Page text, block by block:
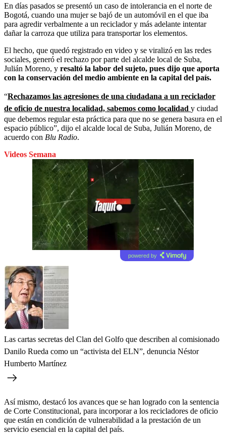
En días pasados se presentó un caso de intolerancia en el norte de
Bogotá, cuando una mujer se bajó de un automóvil en el que iba
para agredir verbalmente a un reciclador y más adelante intentar
dañar la carroza que utiliza para transportar los elementos.
El hecho, que quedó registrado en video y se viralizó en las redes
sociales, generó el rechazo por parte del alcalde local de Suba,
Julián Moreno, y resaltó la labor del sujeto, pues dijo que aporta
con la conservación del medio ambiente en la capital del país.
“Rechazamos las agresiones de una ciudadana a un reciclador
de oficio de nuestra localidad, sabemos como localidad y ciudad
que debemos regular esta práctica para que no se genera basura en el
espacio público”, dijo el alcalde local de Suba, Julián Moreno, de
acuerdo con Blu Radio.
Videos Semana
powered by
Las cartas secretas del Clan del Golfo que describen al comisionado
Danilo Rueda como un “activista del ELN”, denuncia Néstor
Humberto Martínez
Así mismo, destacó los avances que se han logrado con la sentencia
de Corte Constitucional, para incorporar a los recicladores de oficio
que están en condición de vulnerabilidad a la prestación de un
servicio esencial en la capital del país.